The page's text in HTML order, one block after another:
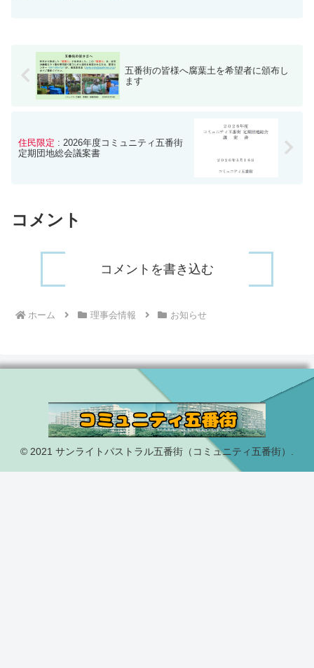
五番街の皆様へ腐葉土を希望者に頒布し
ます
住民限定 : 2026年度コミュニティ五番街
定期団地総会議案書
コメント
コメントを書き込む
ホーム 理事会情報 お知らせ
© 2021 サンライトパストラル五番街（コミュニティ五番街）.